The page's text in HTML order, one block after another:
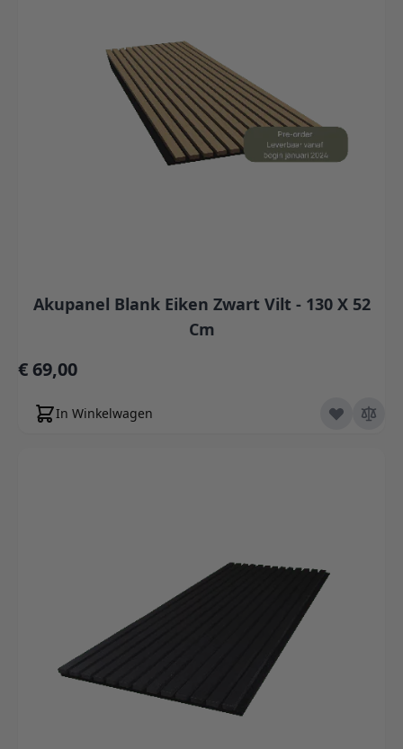
Akupanel Blank Eiken Zwart Vilt - 130 X 52
Cm
€ 69,00
In Winkelwagen